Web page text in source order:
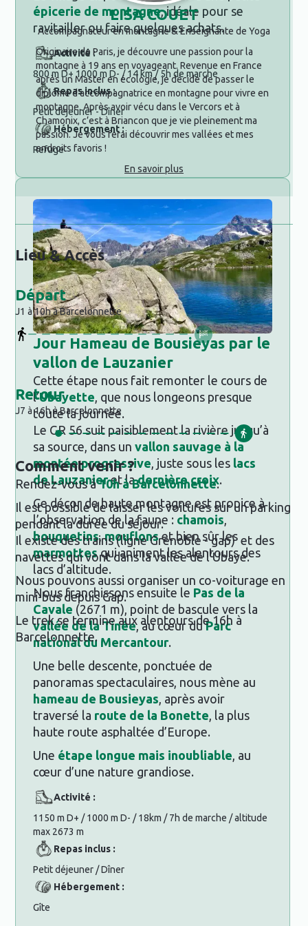
épicerie de montagne, idéale pour se
ravitailler ou faire quelques achats.
Activité :
800 m D+ 1000 m D- / 14 km / 5h de marche
Repas inclus :
Petit déjeuner - Dîner
Hébergement :
Refuge
Jour Hameau de Bousieyas par le
vallon de Lauzanier
Cette étape nous fait remonter le cours de
l’Ubayette , que nous longeons presque
toute la journée.
Le GR 56 suit paisiblement la rivière jusqu’à
sa source, dans unvallon sauvage à la
montée progressive , juste sous les lacs
de Lauzanieret ladernière croix.
Ce décor de haute montagne est propice à
l’observation de la faune : chamois
bouquetins,mouflonset bien sûr les
marmottesqui animent les alentours des
lacs d’altitude.
Nous franchissons ensuite le Pas de la
Cavale (2671 m), point de bascule vers la
vallée de la Tinée, au cœur duParc
national du Mercantour.
Une belle descente, ponctuée de
panoramas spectaculaires, nous mène au
hameau de Bousieyas , après avoir
traversé la route de la Bonette , la plus
haute route asphaltée d’Europe.
Une étape longue mais inoubliable , au
cœur d’une nature grandiose.
Activité :
1150 m D+ / 1000 m D- / 18km / 7h de marche / altitude
max 2673 m
Repas inclus :
Petit déjeuner / Dîner
Hébergement :
Gîte
LISA COUET
Accompagnateur en montagne & Enseignante de Yoga
Originaire de Paris, je découvre une passion pour la
montagne à 19 ans en voyageant. Revenue en France
après un Master en écologie, je décide de passer le
diplôme d’accompagnatrice en montagne pour vivre en
montagne. Après avoir vécu dans le Vercors et à
Chamonix, c’est à Briancon que je vie pleinement ma
passion. Je vous ferai découvrir mes vallées et mes
endroits favoris !
En savoir plus
Lieu & Accès
Départ
J1 à 10h à Barcelonnette
Retour
J7 à 16h à Barcelonnette
Comment venir ?
Rendez-vous à10h à Barcelonnette.
Il est possible de laisser les voitures sur un parking
pendant la durée du séjour.
Il existe des trains (ligne Grenoble - gap) et des
navettes qui vont dans la vallée de l’Ubaye.
Nous pouvons aussi organiser un co-voiturage en
mini-bus depuis Gap.
Le trek se termine aux alentours de 16h à
Barcelonnette.